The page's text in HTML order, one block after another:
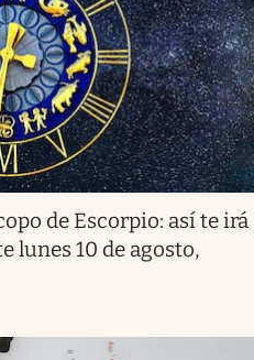
de Escorpio: así te irá
lunes 10 de agosto,